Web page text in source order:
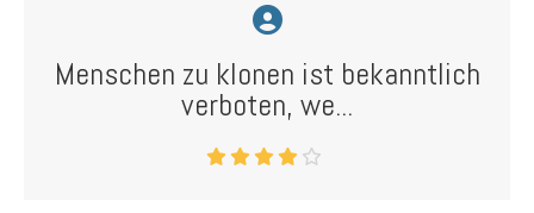
Menschen zu klonen ist bekanntlich
verboten, we...